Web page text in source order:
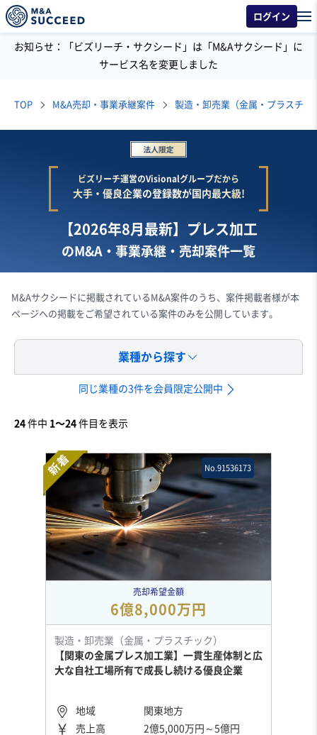
ログイン
お知らせ：「ビズリーチ・サクシード」は「M&Aサクシード」に
サービス名を変更しました
TOP M&A売却・事業承継案件 製造・卸売業（金属・プラスチッ
ビズリーチ運営のVisionalグループだから
大手・優良企業の登録数が国内最大級!
【2026年8月最新】プレス加工
のM&A・事業承継・売却案件一覧
M&Aサクシードに掲載されているM&A案件のうち、案件掲載者様が本
ページへの掲載をご希望されている案件のみを公開しています。
業種から探す
同じ業種の3件を会員限定公開中
24 件中 1〜24 件目を表示
新着 No.91536173
売却希望金額
6億8,000万円
製造・卸売業（金属・プラスチック）
【関東の金属プレス加工業】一貫生産体制と広
大な自社工場所有で成長し続ける優良企業
地域
関東地方
売上高
2億5,000万円～5億円